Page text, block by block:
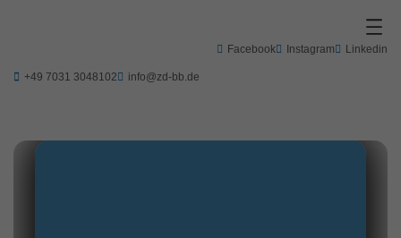
Facebook Instagram Linkedin
+49 7031 3048102 info@zd-bb.de